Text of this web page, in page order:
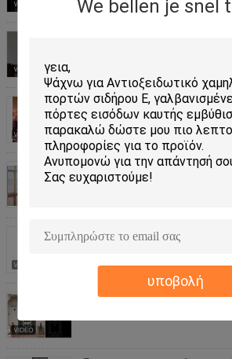
We bellen je snel
υποβολή
Εσωτερικοί τυφλοί μέσα
θερμότητα - μονώνοντας
αποταμίευση
Τυφλοί παραθύρων μέσα
σχεδίων γυαλιού/τη
5mm μετριασμένο ντους
γυαλιού
Οπτικό γυαλί παραθύρων
διακοσμητικό, σκοτάδι
γυαλιού συνήθειας